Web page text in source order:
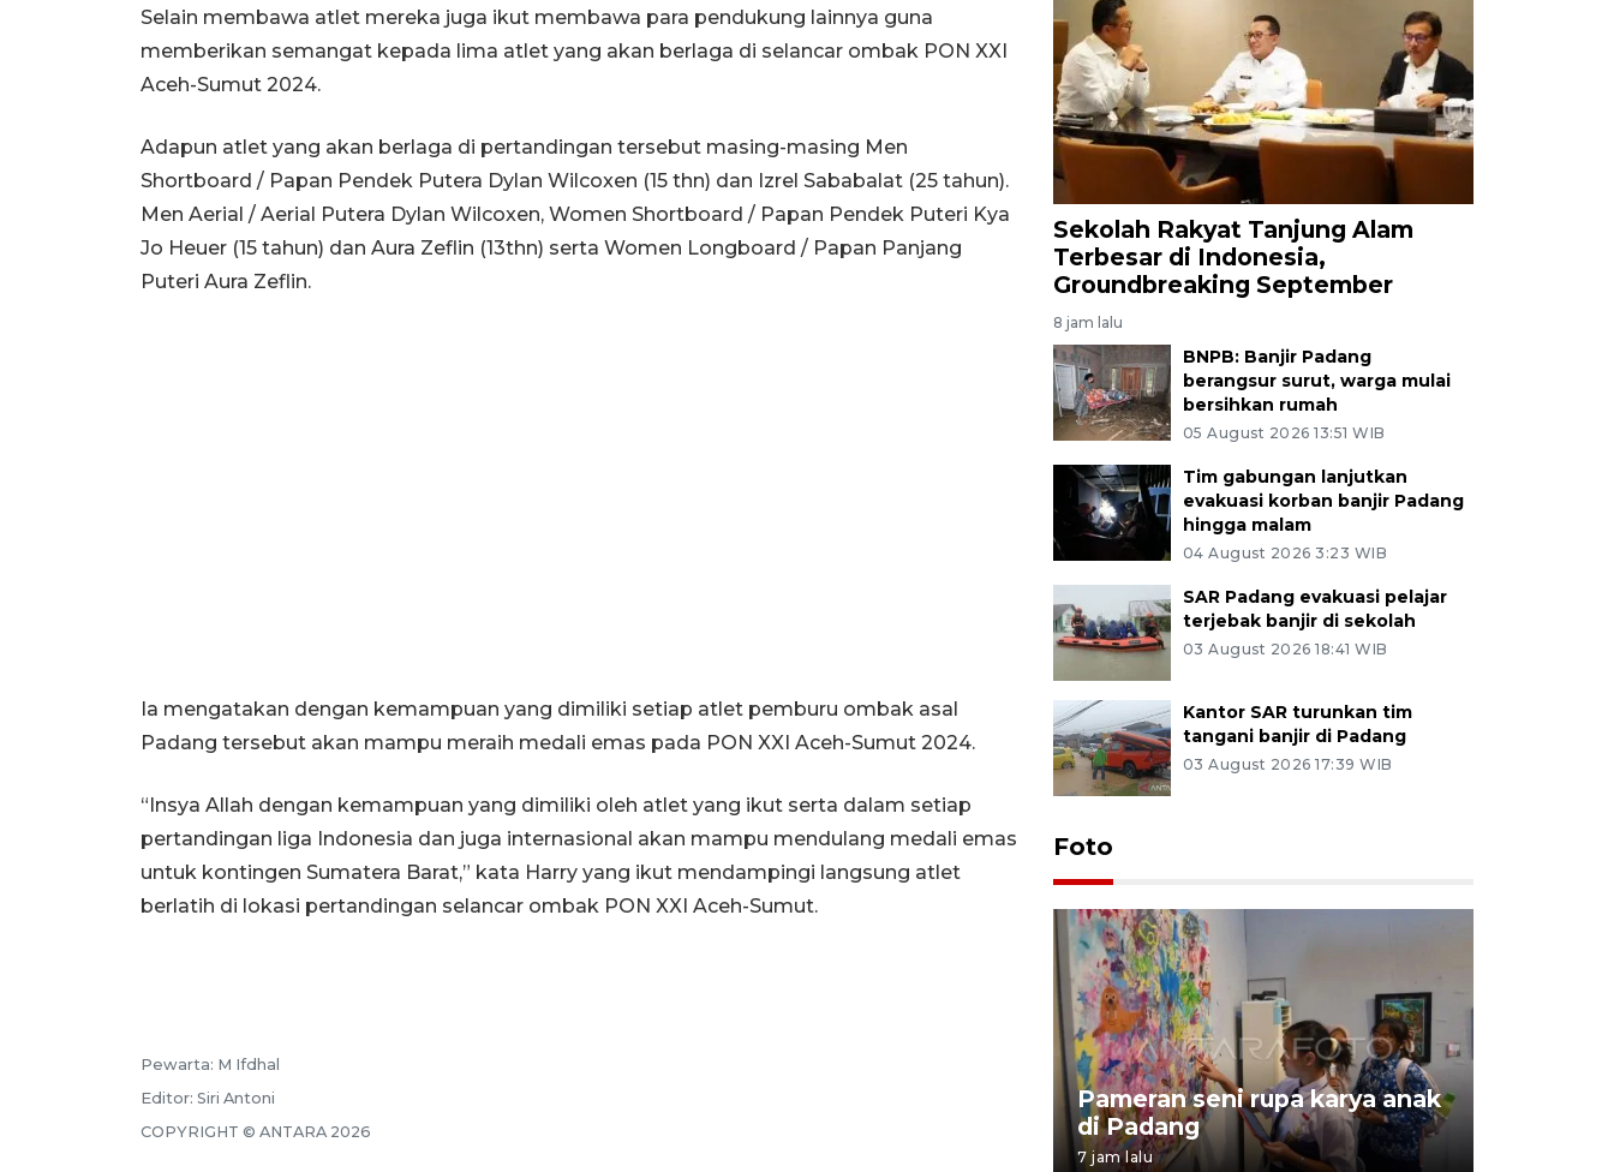
Selain membawa atlet mereka juga ikut membawa para pendukung lainnya guna
memberikan semangat kepada lima atlet yang akan berlaga di selancar ombak PON XXI
Aceh-Sumut 2024.
Adapun atlet yang akan berlaga di pertandingan tersebut masing-masing Men
Shortboard / Papan Pendek Putera Dylan Wilcoxen (15 thn) dan Izrel Sababalat (25 tahun).
Men Aerial / Aerial Putera Dylan Wilcoxen, Women Shortboard / Papan Pendek Puteri Kya
Jo Heuer (15 tahun) dan Aura Zeflin (13thn) serta Women Longboard / Papan Panjang
Puteri Aura Zeflin.
Ia mengatakan dengan kemampuan yang dimiliki setiap atlet pemburu ombak asal
Padang tersebut akan mampu meraih medali emas pada PON XXI Aceh-Sumut 2024.
“Insya Allah dengan kemampuan yang dimiliki oleh atlet yang ikut serta dalam setiap
pertandingan liga Indonesia dan juga internasional akan mampu mendulang medali emas
untuk kontingen Sumatera Barat,” kata Harry yang ikut mendampingi langsung atlet
berlatih di lokasi pertandingan selancar ombak PON XXI Aceh-Sumut.
Pewarta: M Ifdhal
Editor: Siri Antoni
COPYRIGHT © ANTARA 2026
Sekolah Rakyat Tanjung Alam
Terbesar di Indonesia,
Groundbreaking September
8 jam lalu
BNPB: Banjir Padang
berangsur surut, warga mulai
bersihkan rumah
05 August 2026 13:51 WIB
Tim gabungan lanjutkan
evakuasi korban banjir Padang
hingga malam
04 August 2026 3:23 WIB
SAR Padang evakuasi pelajar
terjebak banjir di sekolah
03 August 2026 18:41 WIB
Kantor SAR turunkan tim
tangani banjir di Padang
03 August 2026 17:39 WIB
Foto
Pameran seni rupa karya anak
di Padang
7 jam lalu